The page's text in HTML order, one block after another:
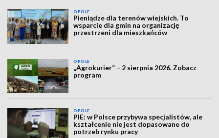
OPOLE
Pieniądze dla terenów wiejskich. To
wsparcie dla gmin na organizację
przestrzeni dla mieszkańców
OPOLE
„Agrokurier” – 2 sierpnia 2026. Zobacz
program
OPOLE
PIE: w Polsce przybywa specjalistów, ale
kształcenie nie jest dopasowane do
potrzeb rynku pracy